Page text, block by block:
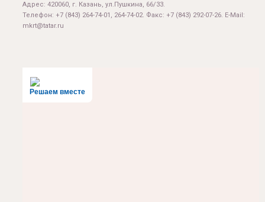
Адрес: 420060, г. Казань, ул.Пушкина, 66/33.
Телефон: +7 (843) 264-74-01, 264-74-02. Факс: +7 (843) 292-07-26. E-Mail:
mkrt@tatar.ru
Решаем вместе